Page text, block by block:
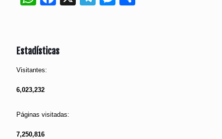
Estadísticas
Visitantes:
6,023,232
Páginas visitadas:
7,250,816